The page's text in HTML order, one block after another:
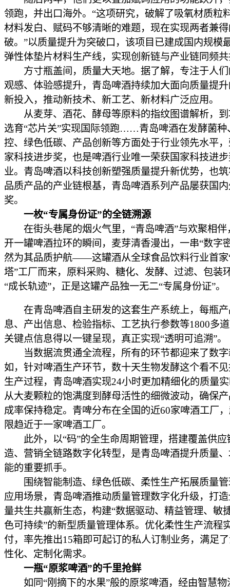
领跑，并出口海外。“这项研究，破解了吸氧材质粒
材料发白、赋码不够清晰的难题，现在实现两者兼
破。”以质量提升为突破口，该项目已建成国内规模
弹性体垫片材料生产线，实现创新链与产业链同频
方寸瓶盖间，质量大天地。据了解，专注于人们
观感、体验感提升，青岛啤酒持续加大面向质量提
新投入，推动新技术、新工艺、新材料广泛应用。
从麦芽、酒花、酵母等原料的指纹图谱解析，到
选育“芯片关”实现国际领跑……青岛啤酒在发酵菌种
控、绿色低碳、产品创新等方面处于行业领先水平
家科技进步奖，也是啤酒行业唯一荣获国家科技进
业。青岛啤酒以科技创新塑强质量提升新优势，也
品质产品的产业链根基，青岛啤酒系列产品屡获国
奖。
一枚“专属身份证”的全链溯源
在街头巷尾的烟火气里，“青岛啤酒”与欢聚相伴
开一罐啤酒拉环的瞬间，麦芽清香漫出，一串“数字
然为其品质护航——这罐酒从全球食品饮料行业首家
塔”工厂而来，原料采购、糖化、发酵、过滤、包装
“成长轨迹”，正是这罐产品独一无二“专属身份证”。
在青岛啤酒自主研发的这套生产系统上，每瓶产
息、产出信息、检验指标、工艺执行参数等1800多
关键点信息得以一键呈现，真正实现“透明可追溯”。
当数据流贯通全流程，所有的环节都迎来了数字
如，针对啤酒生产环节，数十天生物发酵这个看不
生产过程，青岛啤酒实现24小时更加精细化的质量
从大麦颗粒的饱满度到酵母活性的细微波动，确保
成率保持稳定。青啤分布在全国的近60家啤酒工厂
限趋近于一家啤酒工厂。
此外，以“码”的全生命周期管理，搭建覆盖供应
造、营销全链路数字化转型，是青岛啤酒提升质量
能的重要抓手。
围绕智能制造、绿色低碳、柔性生产拓展质量管
应用场景，青岛啤酒推动质量管理数字化升级，打
量共生共赢新生态，构建“数据驱动、精益管理、敏
色可持续”的新型质量管理体系。优化柔性生产流程
付，率先推出15箱即可起订的私人订制业务，满足
性化、定制化需求。
一瓶“原浆啤酒”的千里抢鲜
如同“刚摘下的水果”般的原浆啤酒，经由智慧物